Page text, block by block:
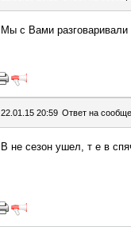
Мы с Вами
22.01.15 20:59 Ответ на
В не сезон ушел, т е в